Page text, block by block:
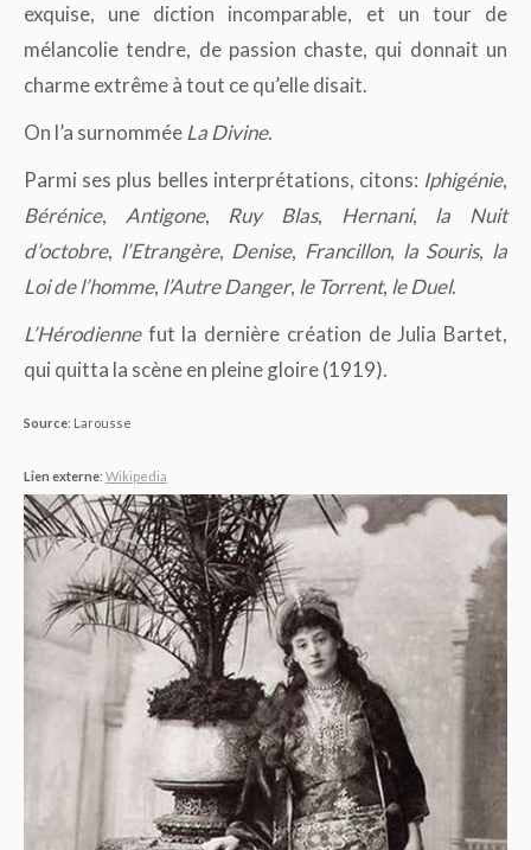
exquise, une diction incomparable, et un tour de
mélancolie tendre, de passion chaste, qui donnait un
charme extrême à tout ce qu’elle disait.
On l’a surnomméeLa Divine.
Parmi ses plus belles interprétations, citons: Iphigénie,
Bérénice, Antigone, Ruy Blas, Hernani, la Nuit
d’octobre, l’Etrangère, Denise, Francillon, la Souris, la
Loi de l’homme, l’Autre Danger, le Torrent, le Duel.
L’Hérodiennefut la dernière création de Julia Bartet,
qui quitta la scène en pleine gloire (1919).
Source: Larousse
Lien externe: Wikipedia